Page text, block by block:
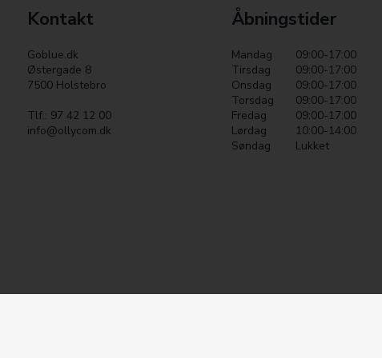
Kontakt
Goblue.dk
Østergade 8
7500 Holstebro
Tlf.: 97 42 12 00
info@ollycom.dk
Åbningstider
Mandag
09:00-17:00
Tirsdag
09:00-17:00
Onsdag
09:00-17:00
Torsdag
09:00-17:00
Fredag
09:00-17:00
Lørdag
10:00-14:00
Søndag
Lukket